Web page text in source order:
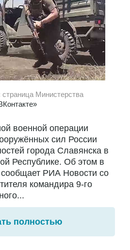
страница Министерства
военной операции
сил России
города Славянска в
Республике. Об этом в
сообщает РИА Новости со
командира 9-го
полностью